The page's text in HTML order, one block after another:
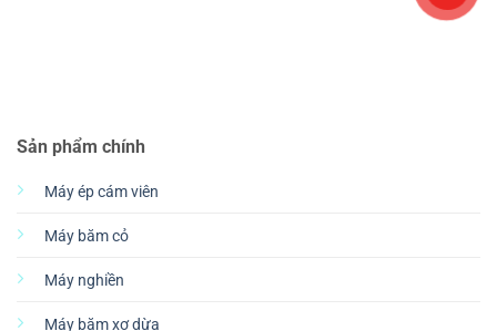
Sản phẩm chính
Máy ép cám viên
Máy băm cỏ
Máy nghiền
Máy băm xơ dừa